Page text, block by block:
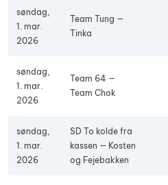
søndag,
1. mar.
2026
Team Tung —
Tinka
søndag,
1. mar.
2026
Team 64 —
Team Chok
søndag,
1. mar.
2026
SD To kolde fra
kassen — Kosten
og Fejebakken